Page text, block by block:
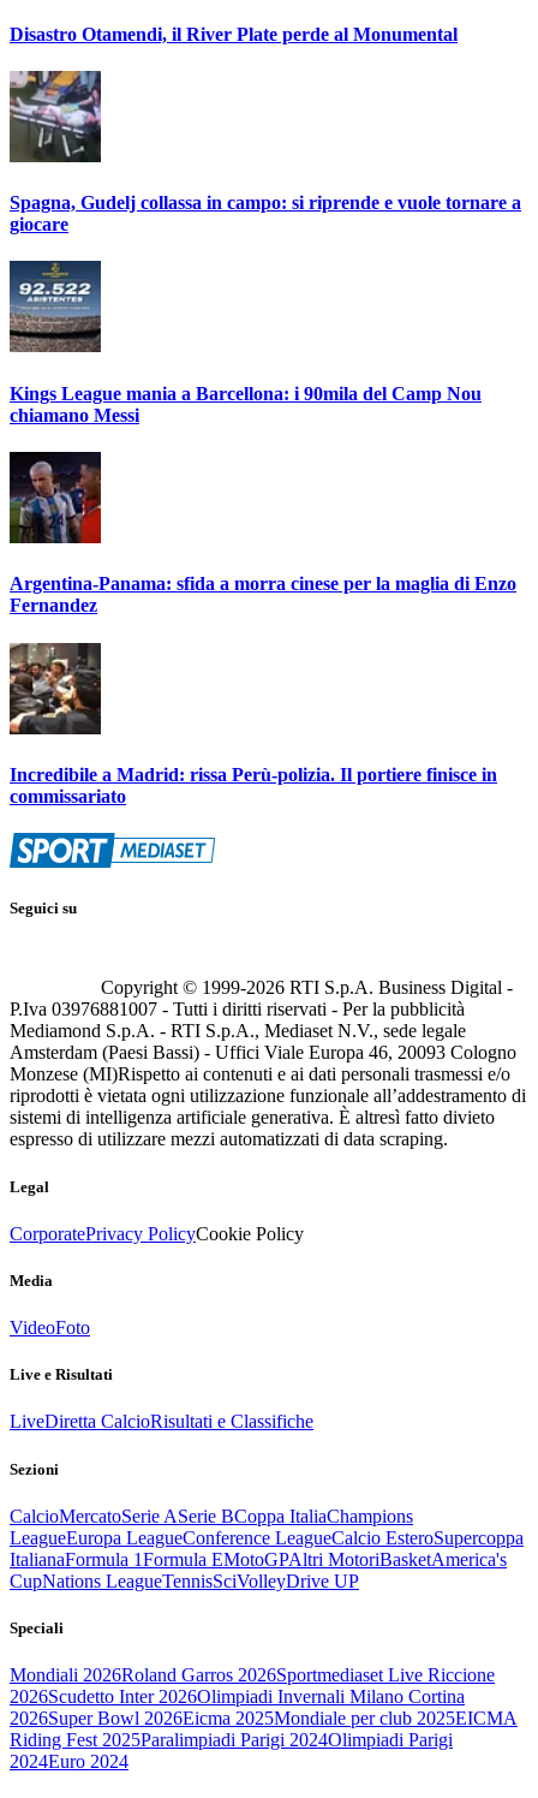
Disastro Otamendi, il River Plate perde al Monumental
Spagna, Gudelj collassa in campo: si riprende e vuole tornare a
giocare
Kings League mania a Barcellona: i 90mila del Camp Nou
chiamano Messi
Argentina-Panama: sfida a morra cinese per la maglia di Enzo
Fernandez
Incredibile a Madrid: rissa Perù-polizia. Il portiere finisce in
commissariato
Seguici su
Copyright © 1999-2026 RTI S.p.A. Business Digital -
P.Iva 03976881007 - Tutti i diritti riservati - Per la pubblicità
Mediamond S.p.A. - RTI S.p.A., Mediaset N.V., sede legale
Amsterdam (Paesi Bassi) - Uffici Viale Europa 46, 20093 Cologno
Monzese (MI)Rispetto ai contenuti e ai dati personali trasmessi e/o
riprodotti è vietata ogni utilizzazione funzionale all’addestramento di
sistemi di intelligenza artificiale generativa. È altresì fatto divieto
espresso di utilizzare mezzi automatizzati di data scraping.
Legal
CorporatePrivacy PolicyCookie Policy
Media
VideoFoto
Live e Risultati
LiveDiretta CalcioRisultati e Classifiche
Sezioni
CalcioMercatoSerie ASerie BCoppa ItaliaChampions
LeagueEuropa LeagueConference LeagueCalcio EsteroSupercoppa
ItalianaFormula 1Formula EMotoGPAltri MotoriBasketAmerica's
CupNations LeagueTennisSciVolleyDrive UP
Speciali
Mondiali 2026Roland Garros 2026Sportmediaset Live Riccione
2026Scudetto Inter 2026Olimpiadi Invernali Milano Cortina
2026Super Bowl 2026Eicma 2025Mondiale per club 2025EICMA
Riding Fest 2025Paralimpiadi Parigi 2024Olimpiadi Parigi
2024Euro 2024